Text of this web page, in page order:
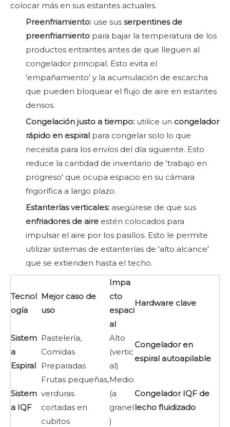
colocar más en sus estantes actuales.
Preenfriamiento: use sus serpentines de
preenfriamiento para bajar la temperatura de los
productos entrantes antes de que lleguen al
congelador principal. Esto evita el
'empañamiento' y la acumulación de escarcha
que pueden bloquear el flujo de aire en estantes
densos.
Congelación justo a tiempo: utilice un congelador
rápido en espiral para congelar solo lo que
necesita para los envíos del día siguiente. Esto
reduce la cantidad de inventario de 'trabajo en
progreso' que ocupa espacio en su cámara
frigorífica a largo plazo.
Estanterías verticales: asegúrese de que sus
enfriadores de aire estén colocados para
impulsar el aire por los pasillos. Esto le permite
utilizar sistemas de estanterías de 'alto alcance'
que se extienden hasta el techo.
Tecnol
ogía
Mejor caso de
uso
Impa
cto
espaci
al
Hardware clave
Sistem
a
Espiral
Pastelería,
Comidas
Preparadas
Alto
(vertic
al)
Congelador en
espiral autoapilable
Sistem
a IQF
Frutas pequeñas,
verduras
cortadas en
cubitos
Medio
(a
granel
)
Congelador IQF de
lecho fluidizado